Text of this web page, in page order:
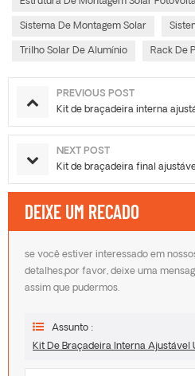
Sistema De Montagem Solar
Trilho Solar De Alumínio Rack De
PREVIOUS POST
Kit de braçadeira interna
NEXT POST
Kit de braçadeira final
DEIXE UM RECADO
se você estiver interessado em
detalhes,por favor, deixe uma
assim que pudermos.
Assunto :
Kit De Braçadeira Interna Ajustável